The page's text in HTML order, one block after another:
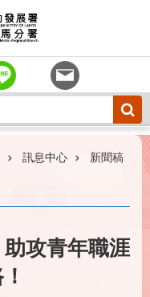
訊息中心 新聞稿
攻青年職涯